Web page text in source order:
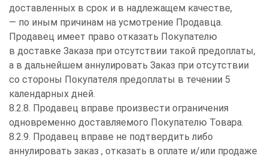
доставленных в срок и в надлежащем качестве,
— по иным причинам на усмотрение Продавца.
Продавец имеет право отказать Покупателю
в доставке Заказа при отсутствии такой предоплаты,
а в дальнейшем аннулировать Заказ при отсутствии
со стороны Покупателя предоплаты в течении 5
календарных дней.
8.2.8. Продавец вправе произвести ограничения
одновременно доставляемого Покупателю Товара.
8.2.9. Продавец вправе не подтвердить либо
аннулировать заказ , отказать в оплате и/или продаже